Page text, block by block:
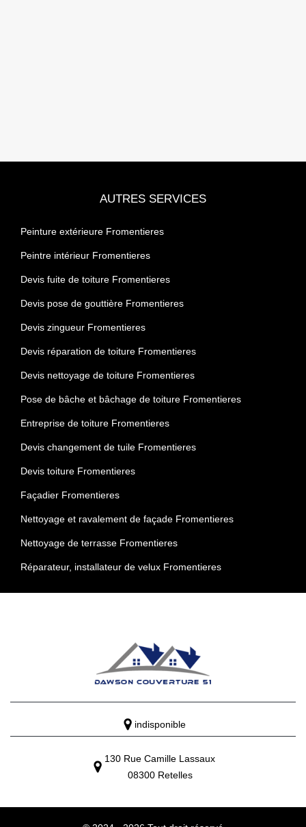
AUTRES SERVICES
Peinture extérieure Fromentieres
Peintre intérieur Fromentieres
Devis fuite de toiture Fromentieres
Devis pose de gouttière Fromentieres
Devis zingueur Fromentieres
Devis réparation de toiture Fromentieres
Devis nettoyage de toiture Fromentieres
Pose de bâche et bâchage de toiture Fromentieres
Entreprise de toiture Fromentieres
Devis changement de tuile Fromentieres
Devis toiture Fromentieres
Façadier Fromentieres
Nettoyage et ravalement de façade Fromentieres
Nettoyage de terrasse Fromentieres
Réparateur, installateur de velux Fromentieres
indisponible
130 Rue Camille Lassaux
08300 Retelles